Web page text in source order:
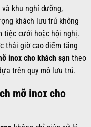
khu nghỉ dưỡng,
khách lưu trú không
tiệc cưới hoặc hội nghị.
thải giờ cao điểm tăng
inox cho khách sạn theo
trên quy mô lưu trú.
mỡ inox cho